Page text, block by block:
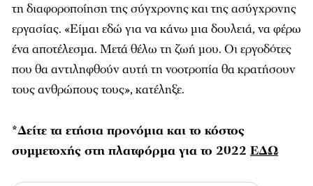
τη διαφοροποίηση της σύγχρονης και της ασύγχρονης
εργασίας. «Είμαι εδώ για να κάνω μια δουλειά, να φέρω
ένα αποτέλεσμα. Μετά θέλω τη ζωή μου. Οι εργοδότες
που θα αντιληφθούν αυτή τη νοοτροπία θα κρατήσουν
τους ανθρώπους τους», κατέληξε.
*Δείτε τα ετήσια προνόμια και το κόστος
συμμετοχής στη πλατφόρμα για το 2022 ΕΔΩ